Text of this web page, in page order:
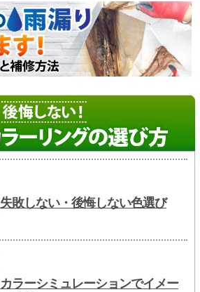
失敗しない・後悔しない色選び
カラーシミュレーションでイメー